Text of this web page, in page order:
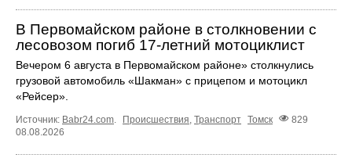
В Первомайском районе в столкновении с
лесовозом погиб 17-летний мотоциклист
Вечером 6 августа в Первомайском районе» столкнулись
грузовой автомобиль «Шакман» с прицепом и мотоцикл
«Рейсер».
Источник: Babr24.com Происшествия Транспорт Томск
829
08.08.2026